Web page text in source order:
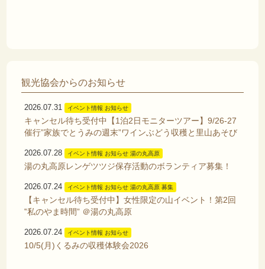
観光協会からのお知らせ
2026.07.31 イベント情報 お知らせ
キャンセル待ち受付中【1泊2日モニターツアー】9/26-27
催行”家族でとうみの週末”ワインぶどう収穫と里山あそび
2026.07.28 イベント情報 お知らせ 湯の丸高原
湯の丸高原レンゲツツジ保存活動のボランティア募集！
2026.07.24 イベント情報 お知らせ 湯の丸高原 募集
【キャンセル待ち受付中】女性限定の山イベント！第2回
‟私のやま時間” ＠湯の丸高原
2026.07.24 イベント情報 お知らせ
10/5(月)くるみの収穫体験会2026